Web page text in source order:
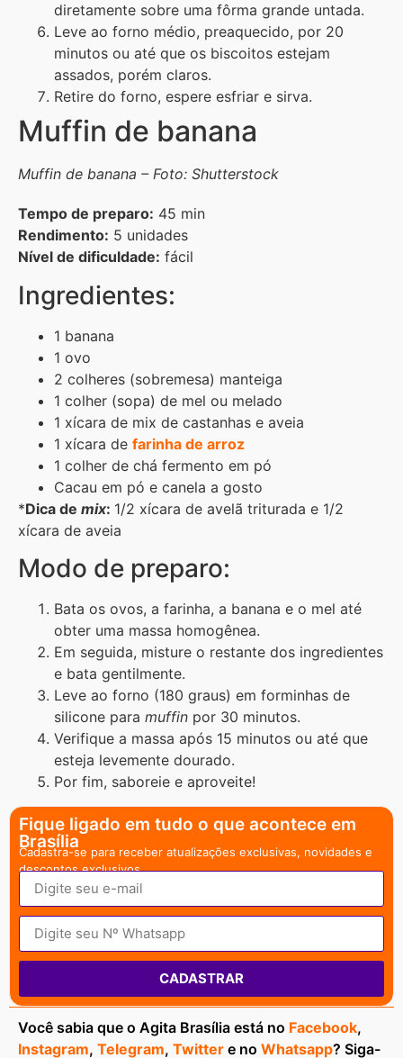
diretamente sobre uma fôrma grande untada.
Leve ao forno médio, preaquecido, por 20
minutos ou até que os biscoitos estejam
assados, porém claros.
Retire do forno, espere esfriar e sirva.
Muffin de banana
Muffin de banana – Foto: Shutterstock
Tempo de preparo: 45 min
Rendimento: 5 unidades
Nível de dificuldade: fácil
Ingredientes:
1 banana
1 ovo
2 colheres (sobremesa) manteiga
1 colher (sopa) de mel ou melado
1 xícara de mix de castanhas e aveia
1 xícara de farinha de arroz
1 colher de chá fermento em pó
Cacau em pó e canela a gosto
*Dica de mix: 1/2 xícara de avelã triturada e 1/2
xícara de aveia
Modo de preparo:
Bata os ovos, a farinha, a banana e o mel até
obter uma massa homogênea.
Em seguida, misture o restante dos ingredientes
e bata gentilmente.
Leve ao forno (180 graus) em forminhas de
silicone para muffin por 30 minutos.
Verifique a massa após 15 minutos ou até que
esteja levemente dourado.
Por fim, saboreie e aproveite!
Fique ligado em tudo o que acontece em
Brasília
Cadastra-se para receber atualizações exclusivas, novidades e
descontos exclusivos.
CADASTRAR
Você sabia que o Agita Brasília está no Facebook,
Instagram, Telegram, Twitter e no Whatsapp? Siga-